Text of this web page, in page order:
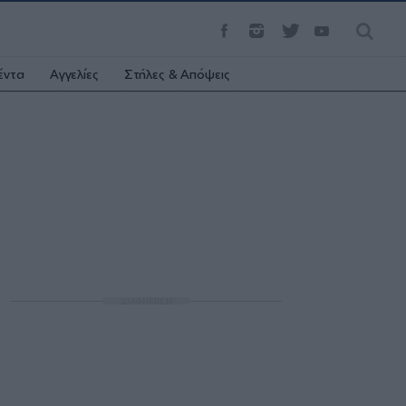
Αγγελίες Στήλες & Απόψεις